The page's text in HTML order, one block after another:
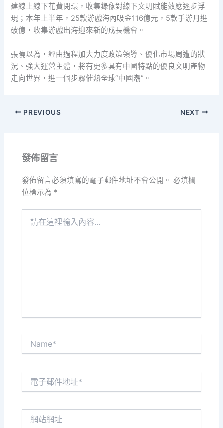
建線上線下花費閉環，收集錄像對線下文明賦能效應逐步浮
現；本年上半年，25款游戲海內吸金116億元，5款手游月進
破億，收集游戲出海迎來新的成長機會。
張曉以為，經由過程加大力度政策領導、優化市場周遭的狀
況、強大運營主體，將有更多具有中國特點的優良文明產物
走向世界，進一個步驟催熱全球“中國潮”。
PREVIOUS NEXT
發佈留言
發佈留言必須填寫的電子郵件地址不會公開。 必填欄
位標示為 *